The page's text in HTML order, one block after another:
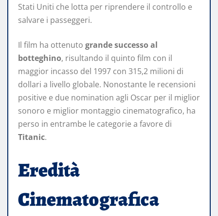
Stati Uniti che lotta per riprendere il controllo e
salvare i passeggeri.
Il film ha ottenuto grande successo al
botteghino, risultando il quinto film con il
maggior incasso del 1997 con 315,2 milioni di
dollari a livello globale. Nonostante le recensioni
positive e due nomination agli Oscar per il miglior
sonoro e miglior montaggio cinematografico, ha
perso in entrambe le categorie a favore di
Titanic.
Eredità
Cinematografica